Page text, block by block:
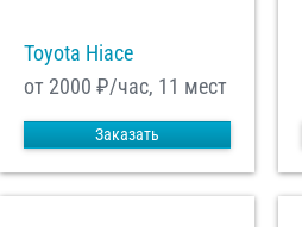
Toyota Hiace
от 2000 ₽/час, 11 мест
Заказать